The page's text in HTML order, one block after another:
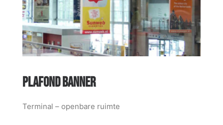
PLAFOND BANNER
Terminal – openbare ruimte